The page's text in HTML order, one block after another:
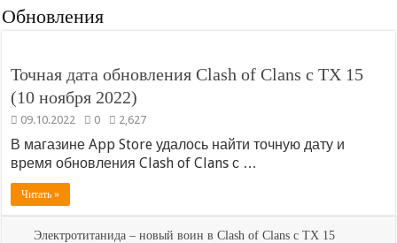
Обновления
Точная дата обновления Clash of Clans с ТХ 15
(10 ноября 2022)
09.10.2022 0 2,627
В магазине App Store удалось найти точную дату и
время обновления Clash of Clans с …
Читать »
Электротитанида – новый воин в Clash of Clans с ТХ 15